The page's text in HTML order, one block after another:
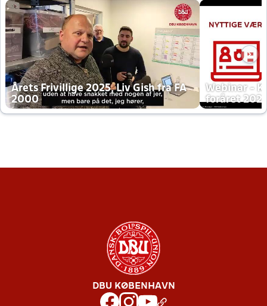
Årets Frivillige 2025, Liv Gish fra FA
2000
Webinar -
foråret
DBU KØBENHAVN